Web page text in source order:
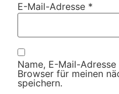
E-Mail-Adresse *
Name, E-Mail-
Browser für meinen
speichern.